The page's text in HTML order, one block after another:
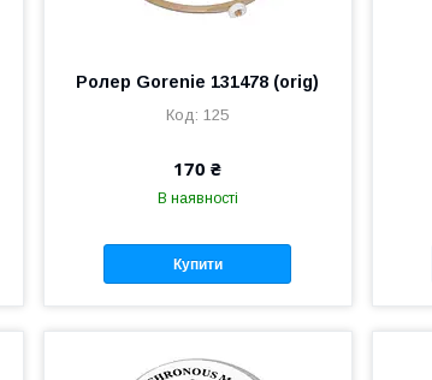
Ролер Gorenie 131478 (orig)
125
170 ₴
В наявності
Купити